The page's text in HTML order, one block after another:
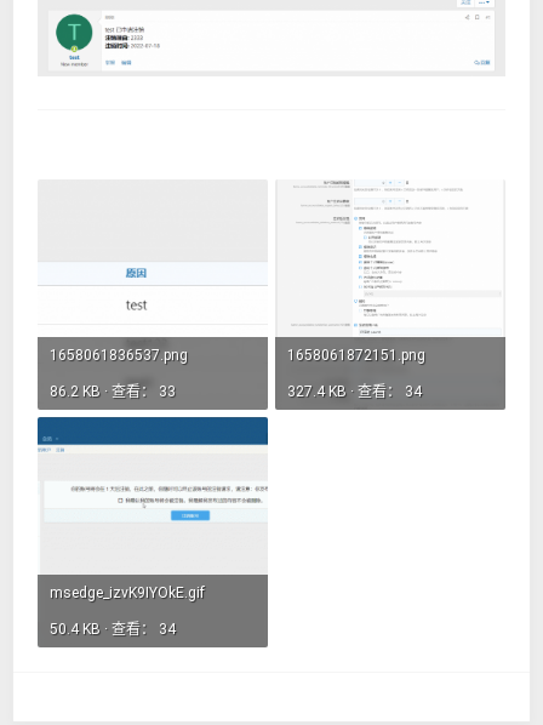
1658061836537.png
86.2 KB · 查看： 33
1658061872151.png
327.4 KB · 查看： 34
msedge_izvK9IYOkE.gif
50.4 KB · 查看： 34